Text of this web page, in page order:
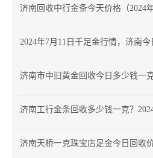
济南回收中行金条今天价格（2024年
2024年7月11日千足金行情，济南今
济南市中旧黄金回收今日多少钱一
济南工行金条回收多少钱一克？
济南天桥一克珠宝店足金今日回收